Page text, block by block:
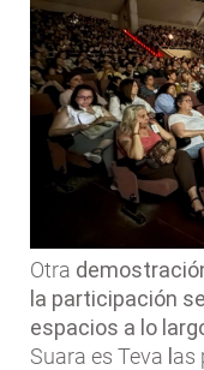
Otra
la participación
espacios a lo
Suara es Teva las